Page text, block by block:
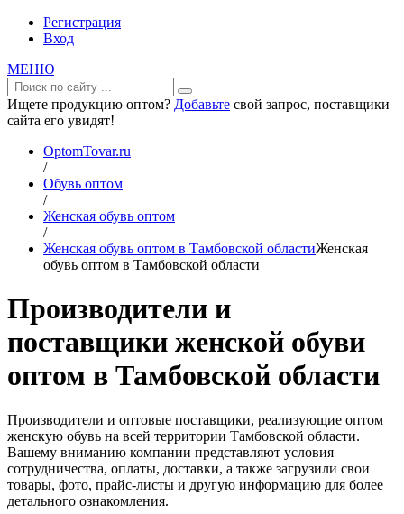
Регистрация
Вход
МЕНЮ
Ищете продукцию оптом? Добавьте свой запрос, поставщики
сайта его увидят!
OptomTovar.ru
/
Обувь оптом
/
Женская обувь оптом
/
Женская обувь оптом в Тамбовской областиЖенская
обувь оптом в Тамбовской области
Производители и
поставщики женской обуви
оптом в Тамбовской области
Производители и оптовые поставщики, реализующие оптом
женскую обувь на всей территории Тамбовской области.
Вашему вниманию компании представляют условия
сотрудничества, оплаты, доставки, а также загрузили свои
товары, фото, прайс-листы и другую информацию для более
детального ознакомления.